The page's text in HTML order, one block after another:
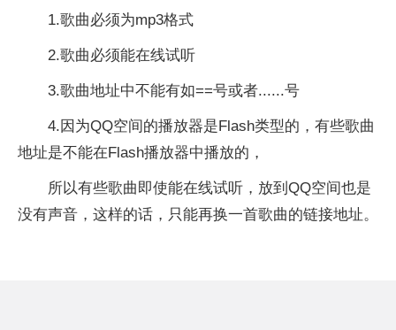
1.歌曲必须为mp3格式
2.歌曲必须能在线试听
3.歌曲地址中不能有如==号或者......号
4.因为QQ空间的播放器是Flash类型的，有些歌曲
地址是不能在Flash播放器中播放的，
所以有些歌曲即使能在线试听，放到QQ空间也是
没有声音，这样的话，只能再换一首歌曲的链接地址。